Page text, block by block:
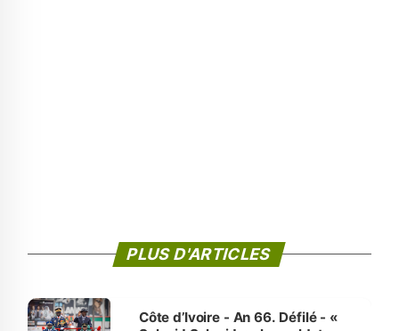
PLUS D'ARTICLES
Côte d’Ivoire - An 66. Défilé - «